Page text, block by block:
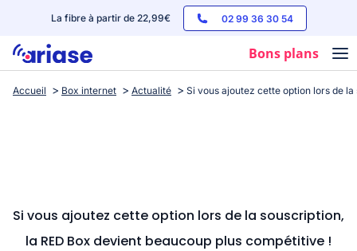
La fibre à partir de 22,99€ 02 99 36 30 54
Bons plans
Box internet
Streaming
Accueil Box internet Actualité Si vous ajoutez cette option lors de
Si vous ajoutez cette option lors de la souscription,
la RED Box devient beaucoup plus compétitive !